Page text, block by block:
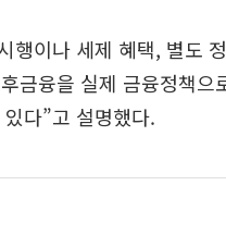
행이나 세제 혜택, 별도
금융을 실제 금융정책
다”고 설명했다.